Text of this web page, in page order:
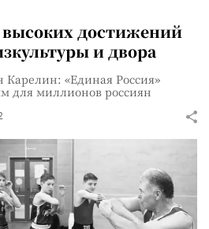
достижений
и двора
«Единая Россия»
для миллионов россиян